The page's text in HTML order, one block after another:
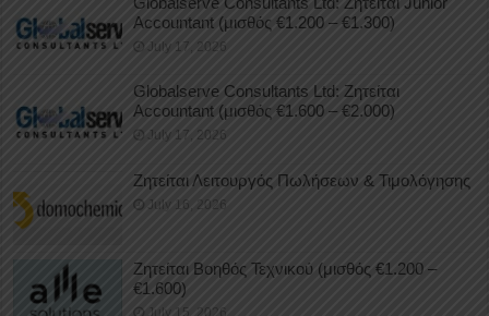
Accountant (μισθός €1.200 – €1.300)
July 17, 2026
Globalserve Consultants Ltd: Ζητείται
Accountant (μισθός €1.600 – €2.000)
July 17, 2026
Ζητείται Λειτουργός Πωλήσεων & Τιμολόγησης
July 16, 2026
Ζητείται Βοηθός Τεχνικού (μισθός €1.200 –
€1.600)
July 15, 2026